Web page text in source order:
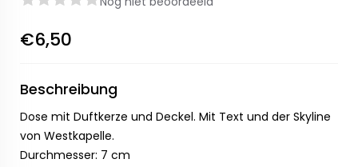
€6,50
Beschreibung
Dose mit Duftkerze und Deckel. Mit Text und der Skyline
von Westkapelle.
Durchmesser: 7 cm